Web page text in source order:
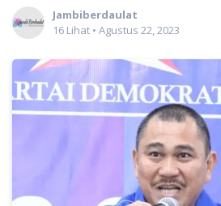
Jambiberdaulat
16 Lihat • Agustus 22, 2023